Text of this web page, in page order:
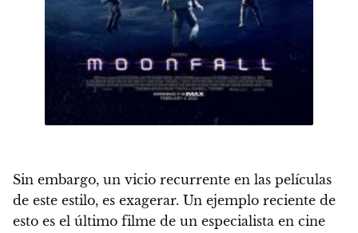
Sin embargo, un vicio recurrente en las películas
de este estilo, es exagerar. Un ejemplo reciente de
esto es el último filme de un especialista en cine